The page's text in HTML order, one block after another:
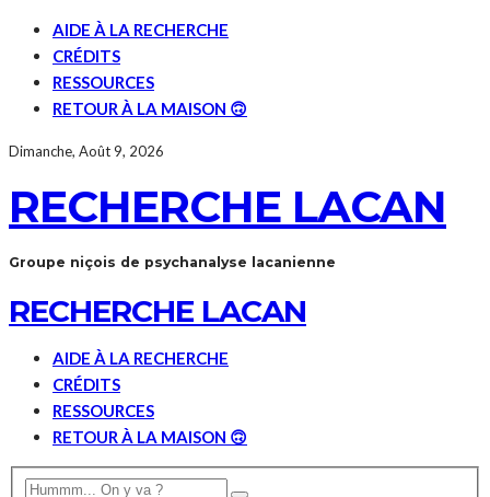
AIDE À LA RECHERCHE
CRÉDITS
RESSOURCES
RETOUR À LA MAISON 🙃
Dimanche, Août 9, 2026
RECHERCHE LACAN
Groupe niçois de psychanalyse lacanienne
RECHERCHE LACAN
AIDE À LA RECHERCHE
CRÉDITS
RESSOURCES
RETOUR À LA MAISON 🙃